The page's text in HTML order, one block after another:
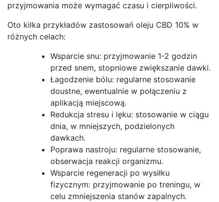
przyjmowania może wymagać czasu i cierpliwości.
Oto kilka przykładów zastosowań oleju CBD 10% w
różnych celach:
Wsparcie snu: przyjmowanie 1-2 godzin
przed snem, stopniowe zwiększanie dawki.
Łagodzenie bólu: regularne stosowanie
doustne, ewentualnie w połączeniu z
aplikacją miejscową.
Redukcja stresu i lęku: stosowanie w ciągu
dnia, w mniejszych, podzielonych
dawkach.
Poprawa nastroju: regularne stosowanie,
obserwacja reakcji organizmu.
Wsparcie regeneracji po wysiłku
fizycznym: przyjmowanie po treningu, w
celu zmniejszenia stanów zapalnych.